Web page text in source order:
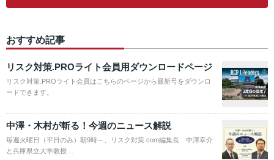
おすすめ記事
リスク対策.PROライト会員用ダウンロードページ
リスク対策.PROライト会員はこちらのページから最新号をダウンロ
ードできます。
中澤・木村が斬る！今週のニュース解説
毎週火曜日（平日のみ）朝9時～、リスク対策.com編集長 中澤幸介
と兵庫県立大学教授…